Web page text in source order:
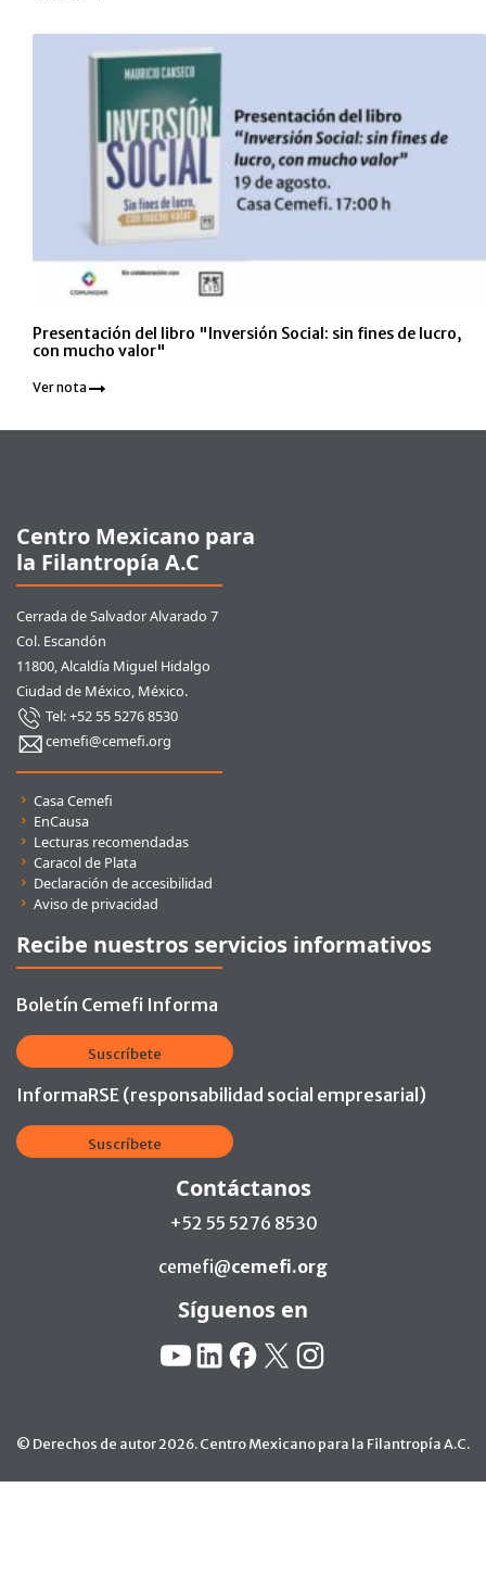
Presentación del libro "Inversión Social: sin fines de lucro,
con mucho valor"
Ver nota
Centro Mexicano para
la Filantropía A.C
Cerrada de Salvador Alvarado 7
Col. Escandón
11800, Alcaldía Miguel Hidalgo
Ciudad de México, México.
Tel: +52 55 5276 8530
cemefi@cemefi.org
Enlaces rápidos
Casa Cemefi
EnCausa
Lecturas recomendadas
Caracol de Plata
Declaración de accesibilidad
Aviso de privacidad
Recibe nuestros servicios informativos
Boletín Cemefi Informa
Suscríbete
InformaRSE (responsabilidad social empresarial)
Suscríbete
Contáctanos
+52 55 5276 8530
cemefi@cemefi.org
Síguenos en
YouTube
LinkedinFacebook
X Instagram
© Derechos de autor 2026. Centro Mexicano para la Filantropía A.C.